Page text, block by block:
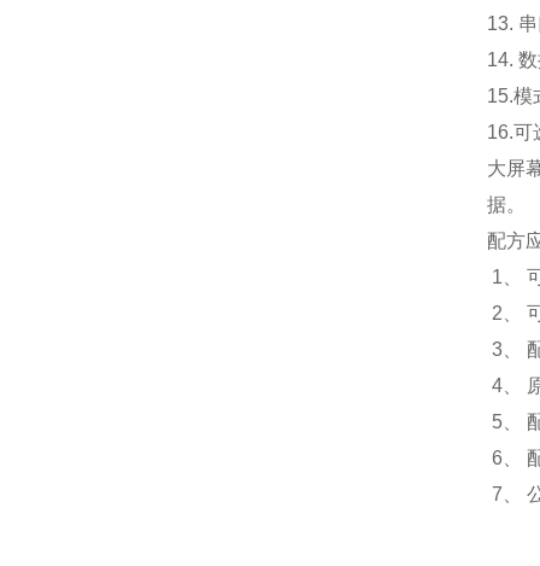
13.
14.
15.模
16.可
大屏
据。
配方
1、
2、
3、
4、
5、
6、
7、